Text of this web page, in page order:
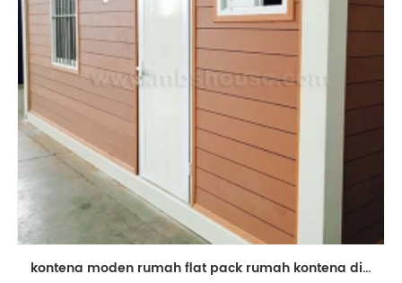
kontena moden rumah flat pack rumah kontena di africa selatan